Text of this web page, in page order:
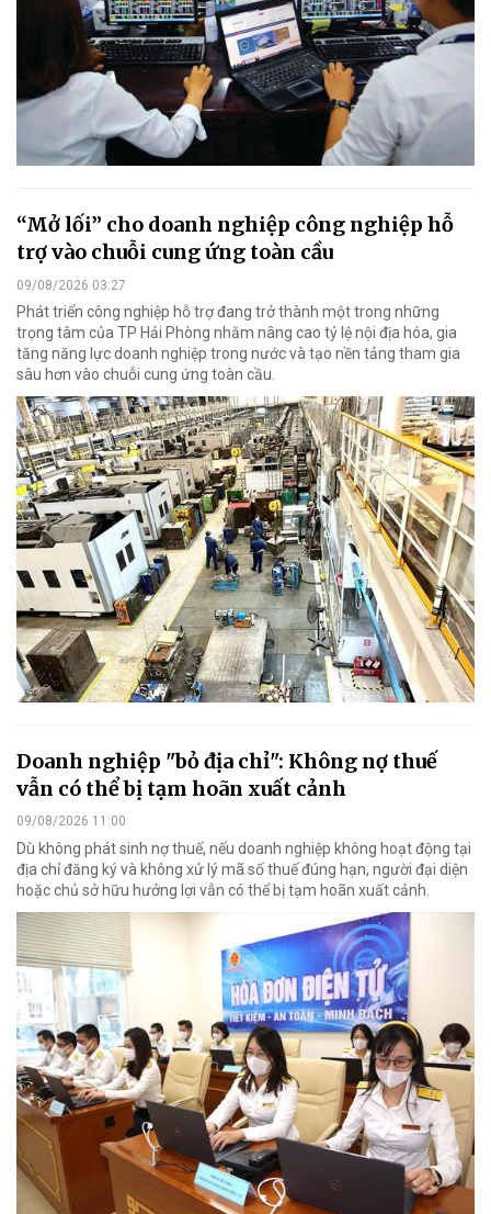
“Mở lối” cho doanh nghiệp công nghiệp hỗ
trợ vào chuỗi cung ứng toàn cầu
09/08/2026 03:27
Phát triển công nghiệp hỗ trợ đang trở thành một trong những
trọng tâm của TP Hải Phòng nhằm nâng cao tỷ lệ nội địa hóa, gia
tăng năng lực doanh nghiệp trong nước và tạo nền tảng tham gia
sâu hơn vào chuỗi cung ứng toàn cầu.
Doanh nghiệp "bỏ địa chỉ": Không nợ thuế
vẫn có thể bị tạm hoãn xuất cảnh
09/08/2026 11:00
Dù không phát sinh nợ thuế, nếu doanh nghiệp không hoạt động tại
địa chỉ đăng ký và không xử lý mã số thuế đúng hạn, người đại diện
hoặc chủ sở hữu hưởng lợi vẫn có thể bị tạm hoãn xuất cảnh.